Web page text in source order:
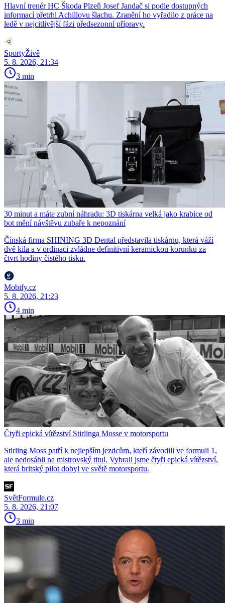
Hlavní trenér HC Škoda Plzeň Josef Jandač si podle dostupných
informací přetrhl Achillovu šlachu. Zranění ho vyřadilo z práce na
ledě v nejcitlivější fázi předsezonní přípravy.
SportyŽivě
5. 8. 2026, 21:34
3 min
30 minut a máte zubní náhradu: 3D tiskárna velká jako krabice od
bot mění návštěvu zubaře k nepoznání
Čínská firma SHINING 3D Dental představila tiskárnu, která váží
dvě kila a v ordinaci zvládne definitivní keramickou korunku za
čtvrt hodiny čistého tisku.
Mobify.cz
5. 8. 2026, 21:23
4 min
Čtyři epická vítězství Stirlinga Mosse v motorsportu
Stirling Moss patří k nejlepším jezdcům, kteří závodili ve formuli 1,
ale nedosáhli na mistrovský titul. Vybrali jsme čtyři epická vítězství,
která britský pilot dobyl ve světě motorsportu.
SvětFormule.cz
5. 8. 2026, 21:07
3 min